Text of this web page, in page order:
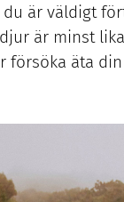
är väldigt
är minst
försöka äta